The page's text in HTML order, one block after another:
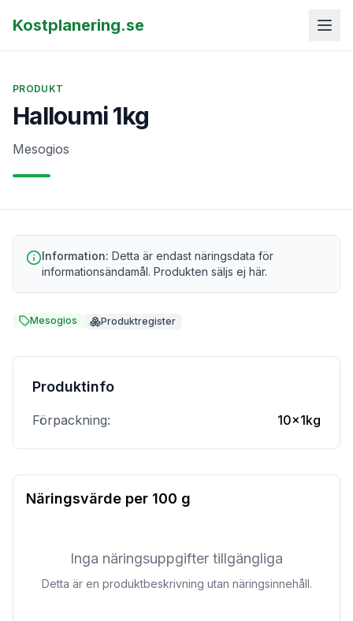
Kostplanering.se
PRODUKT
Halloumi 1kg
Mesogios
Information: Detta är endast näringsdata för
informationsändamål. Produkten säljs ej här.
Mesogios Produktregister
Produktinfo
Förpackning: 10x1kg
Näringsvärde per 100 g
Inga näringsuppgifter tillgängliga
Detta är en produktbeskrivning utan näringsinnehåll.